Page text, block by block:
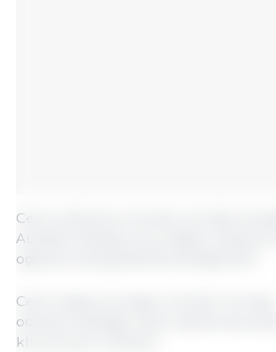
Ceny wołowiny również wzrosły,
Australii i Brazylii, przy stałym popycie
ograniczonej globalnej dostępności.
Ceny mięsa owczego również wzrosły,
odzwierciedlając duże
kluczowych rynkach.